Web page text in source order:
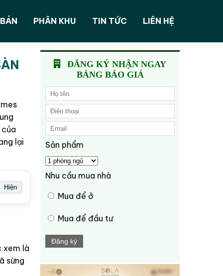
PHÂN KHU TIN TỨC LIÊN HỆ
lại
Hiện
xem là
sừng
ĐĂNG KÝ NHẬN NGAY
BẢNG BÁO GIÁ
Sản phẩm
Nhu cầu mua nhà
Mua để ở
Mua để đầu tư
Đăng ký